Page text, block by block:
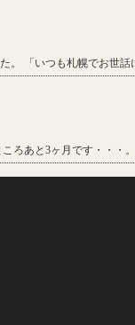
。 「いつも札幌でお世
ろあと3ヶ月です・・・